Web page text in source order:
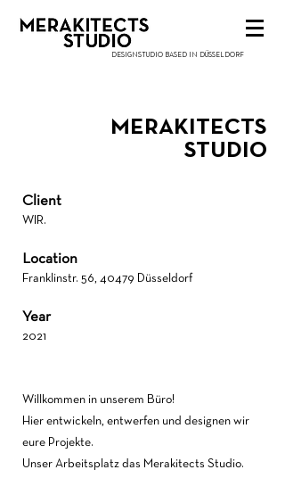
DESIGNSTUDIO BASED IN DÜSSELDORF
MERAKITECTS
STUDIO
Client
WIR.
Location
Franklinstr. 56, 40479 Düsseldorf
Year
2021
Willkommen in unserem Büro!
Hier entwickeln, entwerfen und designen wir
eure Projekte.
Unser Arbeitsplatz das Merakitects Studio.